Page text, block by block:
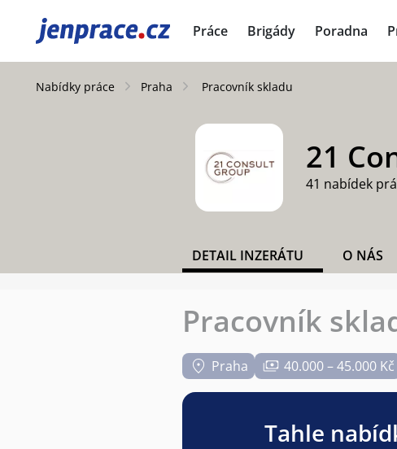
JenPráce.cz Práce Brigády Poradna
Nabídky práce Praha Pracovník skladu
21
41 nabídek
DETAIL INZERÁTU O NÁS
Pracovník
Praha 40.000 – 45.000 Kč
Tahle